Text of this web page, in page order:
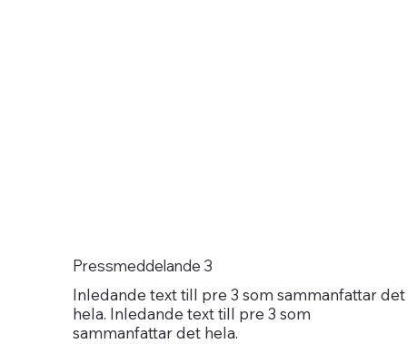
Pressmeddelande 3
Inledande text till pre 3 som sammanfattar det
hela. Inledande text till pre 3 som
sammanfattar det hela.